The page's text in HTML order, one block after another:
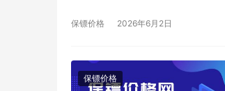
保镖价格 2026年6月2日
保镖价格